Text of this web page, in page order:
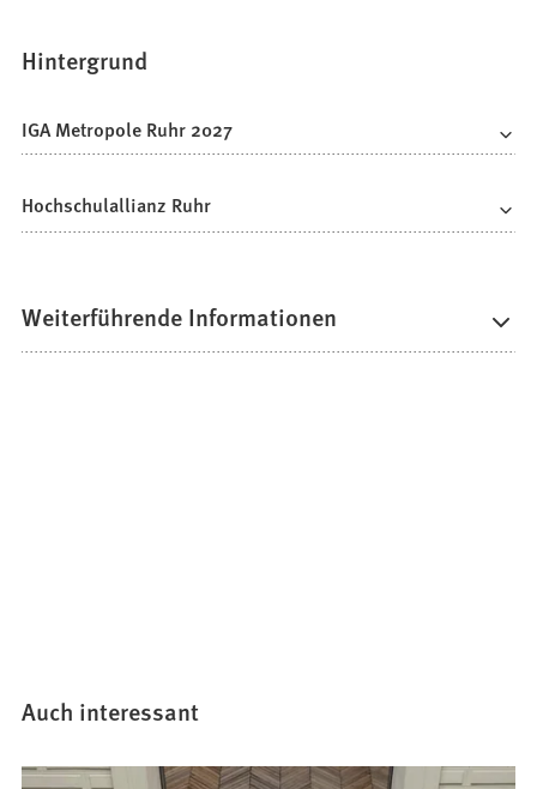
Hintergrund
IGA Metropole Ruhr 2027
Hochschulallianz Ruhr
Weiterführende Informationen
Auch interessant